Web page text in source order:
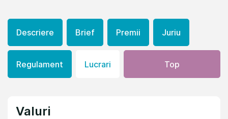
Descriere Brief Premii Juriu
Regulament Lucrari Top
Valuri